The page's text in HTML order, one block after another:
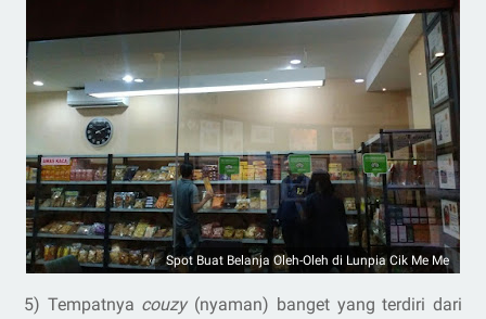
Spot Buat Belanja Oleh-Oleh di Lunpia Cik Me Me
5) Tempatnya couzy(nyaman) banget yang terdiri dari